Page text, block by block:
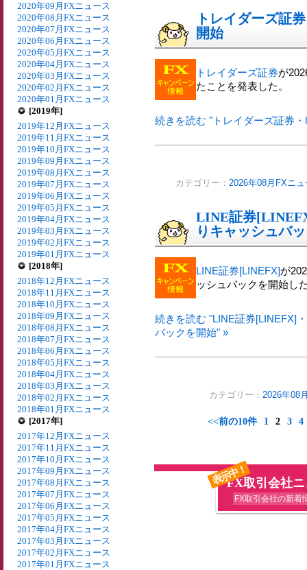
2020年09月FXニュース
2020年08月FXニュース
2020年07月FXニュース
2020年06月FXニュース
2020年05月FXニュース
2020年04月FXニュース
2020年03月FXニュース
2020年02月FXニュース
2020年01月FXニュース
[2019年]
2019年12月FXニュース
2019年11月FXニュース
2019年10月FXニュース
2019年09月FXニュース
2019年08月FXニュース
2019年07月FXニュース
2019年06月FXニュース
2019年05月FXニュース
2019年04月FXニュース
2019年03月FXニュース
2019年02月FXニュース
2019年01月FXニュース
[2018年]
2018年12月FXニュース
2018年11月FXニュース
2018年10月FXニュース
2018年09月FXニュース
2018年08月FXニュース
2018年07月FXニュース
2018年06月FXニュース
2018年05月FXニュース
2018年04月FXニュース
2018年03月FXニュース
2018年02月FXニュース
2018年01月FXニュース
[2017年]
2017年12月FXニュース
2017年11月FXニュース
2017年10月FXニュース
2017年09月FXニュース
2017年08月FXニュース
2017年07月FXニュース
2017年06月FXニュース
2017年05月FXニュース
2017年04月FXニュース
2017年03月FXニュース
2017年02月FXニュース
2017年01月FXニュース
トレイダーズ証
開始
トレイダーズ証券が
たことを発表した。
続きを読む "トレイダーズ証券
カテゴリー： 2026年08月FXニュ
LINE証券
りキャッシュバ
LINE証券[LINEFX]が
ッシュバックを開始し
続きを読む "LINE証券[LINEFX]
バックを開始" »
カテゴリー： 2026年08
<<前の10件 1 2 3 4
表示中！
FX取引会社
FX取引会社の新着